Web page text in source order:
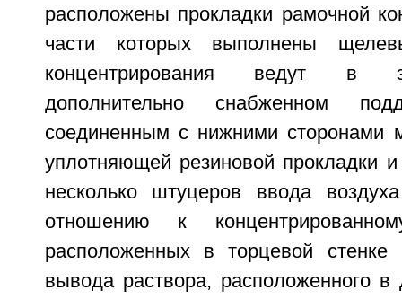
расположены прокладки рамочной
части которых выполнены
концентрирования ведут в
дополнительно снабженном
соединенным с нижними
уплотняющей резиновой прокладки
несколько штуцеров ввода
отношению к
расположенных в торцевой
вывода раствора, расположенного